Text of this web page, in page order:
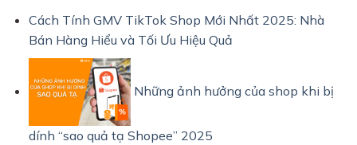
Cách Tính GMV TikTok Shop Mới Nhất 2025: Nhà
Bán Hàng Hiểu và Tối Ưu Hiệu Quả
Những ảnh hưởng của shop khi bị
dính “sao quả tạ Shopee” 2025